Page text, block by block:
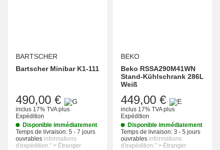
BARTSCHER
Bartscher Minibar K1-111
490,00 €
inclus 17% TVAplus
Expédition
Disponible immédiatement
Temps de livraison: 5 - 7 jours
ouvrables informations
d'expédition." > Étranger
BEKO
Beko RSSA290M41WN
Stand-Kühlschrank 286L
Weiß
449,00 €
inclus 17% TVAplus
Expédition
Disponible immédiatement
Temps de livraison: 3 - 5 jours
ouvrables informations
d'expédition." > Étranger